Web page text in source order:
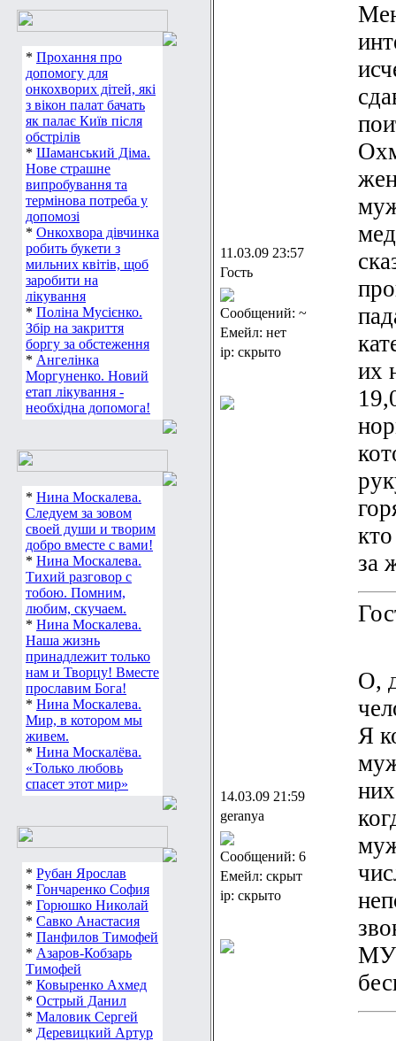
* Прохання про
допомогу для
онкохворих дітей, які
з вікон палат бачать
як палає Київ після
обстрілів
* Шаманський Діма.
Нове страшне
випробування та
термінова потреба у
допомозі
* Онкохвора дівчинка
робить букети з
мильних квітів, щоб
заробити на
лікування
* Поліна Мусієнко.
Збір на закриття
боргу за обстеження
* Ангелінка
Моргуненко. Новий
етап лікування -
необхідна допомога!
* Нина Москалева.
Следуем за зовом
своей души и творим
добро вместе с вами!
* Нина Москалева.
Тихий разговор с
тобою. Помним,
любим, скучаем.
* Нина Москалева.
Наша жизнь
принадлежит только
нам и Творцу! Вместе
прославим Бога!
* Нина Москалева.
Мир, в котором мы
живем.
* Нина Москалёва.
«Только любовь
спасет этот мир»
* Рубан Ярослав
* Гончаренко София
* Горюшко Николай
* Савко Анастасия
* Панфилов Тимофей
* Азаров-Кобзарь
Тимофей
* Ковыренко Ахмед
* Острый Данил
* Маловик Сергей
* Деревицкий Артур
11.03.09 23:57
Гость
Сообщений: ~
Емейл: нет
ip: скрыто
их
за
14.03.09 21:59
geranya
Сообщений: 6
Емейл: скрыт
ip: скрыто
О,
Я